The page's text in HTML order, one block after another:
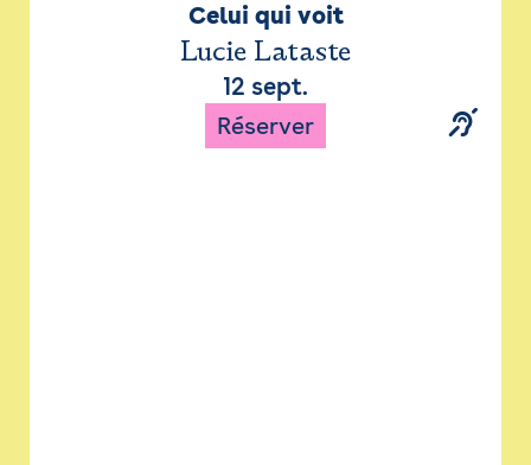
Celui qui voit
Lucie Lataste
12 sept.
Réserver